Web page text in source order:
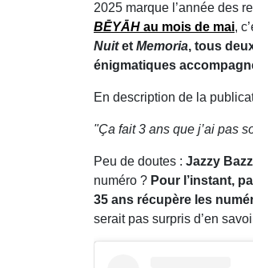
2025 marque l’année des
BĒYĀH au mois de mai,
Nuitet Memoria, tous
énigmatiques
En description de la
"Ça fait 3 ans que j’ai pas
Peu de doutes : Jazzy
numéro ? Pour l’instant,
35 ans récupère les
serait pas surpris d’en